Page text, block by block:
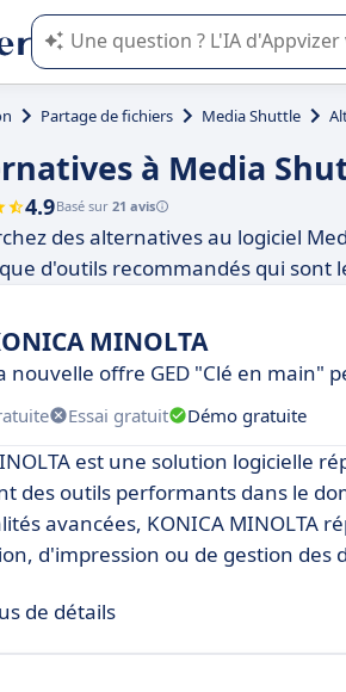
L'IA de Appvizer vous guide dans
Partage de fichiers Media Shuttle
à Media
4.9Basé sur 21 avis
des alternatives au logiciel
d'outils recommandés qui sont
MINOLTA
nouvelle offre GED "Clé en main"
Essai gratuit Démo gratuite
est une solution logicielle
des outils performants dans le
avancées, KONICA MINOLTA
d'impression ou de gestion des
de détails